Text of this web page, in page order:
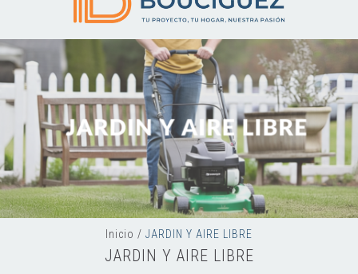
Inicio / JARDIN Y AIRE LIBRE
JARDIN Y AIRE LIBRE